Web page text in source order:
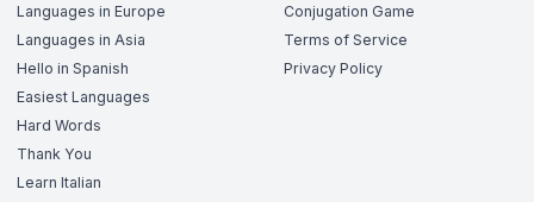
Languages in Europe
Languages in Asia
Hello in Spanish
Easiest Languages
Hard Words
Thank You
Learn Italian
Conjugation Game
Terms of Service
Privacy Policy